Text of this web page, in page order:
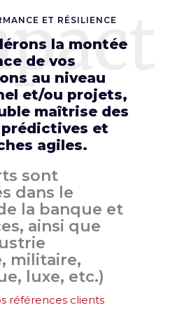
ET RÉSILIENCE
la montée
de vos
au niveau
et/ou projets,
maîtrise des
et
agiles.
sont
dans le
la banque et
ainsi que
militaire,
luxe, etc.)
références clients